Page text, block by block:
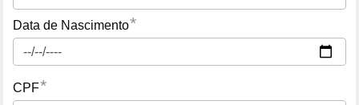
Data de Nascimento*
CPF*